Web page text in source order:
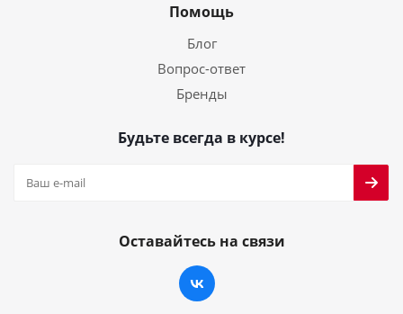
Помощь
Блог
Вопрос-ответ
Бренды
Будьте всегда в курсе!
Оставайтесь на связи